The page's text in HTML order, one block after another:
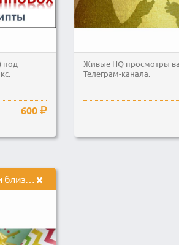
под
600
Живые HQ просмотры
Телеграм-канала.
Порадую ваших родных и близких своим видео